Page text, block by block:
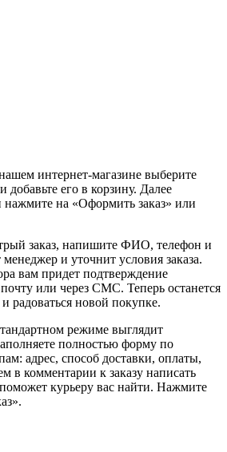
интернет-магазине выберите
его в корзину. Далее
нажмите на «Оформить заказ» или
заказ, напишите ФИО, телефон и
и уточнит условия заказа.
вам придет подтверждение
или через СМС. Теперь останется
радоваться новой покупке.
режиме выглядит
полностью форму по
адрес, способ доставки, оплаты,
в комментарии к заказу написать
курьеру вас найти. Нажмите